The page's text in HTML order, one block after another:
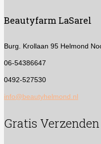
Beautyfarm LaSarel
Burg. Krollaan 95 Helmond
06-54386647
0492-527530
info@beautyhelmond.nl
Gratis Verzenden